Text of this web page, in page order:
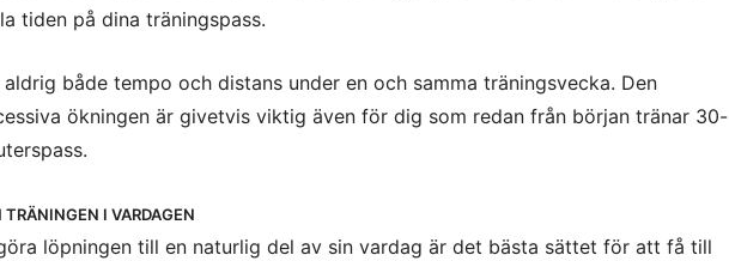
tiden på dina träningspass.
aldrig både tempo och distans under en och samma träningsvecka. Den
ökningen är givetvis viktig även för dig som redan från början tränar 30-
TRÄNINGEN I VARDAGEN
löpningen till en naturlig del av sin vardag är det bästa sättet för att få till